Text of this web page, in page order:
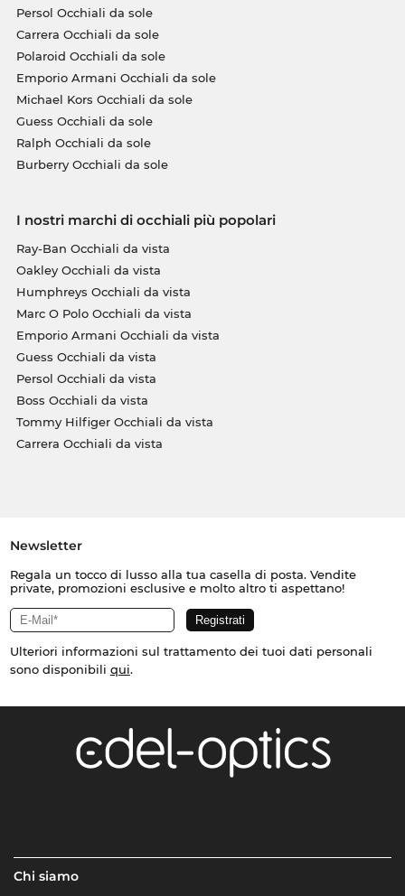
Persol Occhiali da sole
Carrera Occhiali da sole
Polaroid Occhiali da sole
Emporio Armani Occhiali da sole
Michael Kors Occhiali da sole
Guess Occhiali da sole
Ralph Occhiali da sole
Burberry Occhiali da sole
I nostri marchi di occhiali più popolari
Ray-Ban Occhiali da vista
Oakley Occhiali da vista
Humphreys Occhiali da vista
Marc O Polo Occhiali da vista
Emporio Armani Occhiali da vista
Guess Occhiali da vista
Persol Occhiali da vista
Boss Occhiali da vista
Tommy Hilfiger Occhiali da vista
Carrera Occhiali da vista
Newsletter
Regala un tocco di lusso alla tua casella di posta. Vendite
private, promozioni esclusive e molto altro ti aspettano!
Ulteriori informazioni sul trattamento dei tuoi dati personali
sono disponibili qui.
Chi siamo